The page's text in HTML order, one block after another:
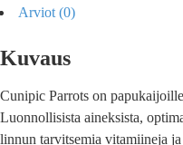
Arviot (0)
Kuvaus
Cunipic Parrots on
Luonnollisista aineksista,
linnun tarvitsemia vitamiineja